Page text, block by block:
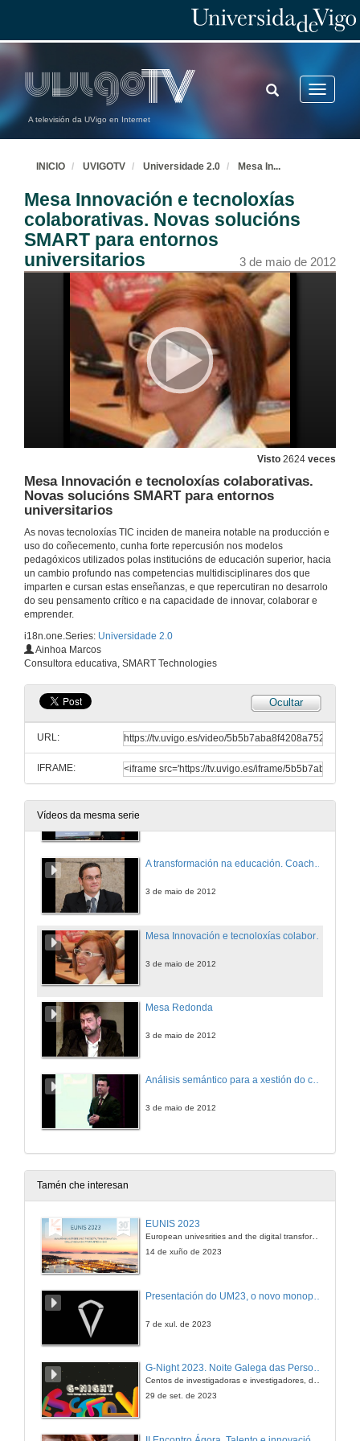
A televisión da UVigo en Internet
Toggle
TOGGLE
SEARCH
INICIO UVIGOTV Universidade 2.0 Mesa In...
Mesa Innovación e tecnoloxías
colaborativas. Novas solucións
SMART para entornos
universitarios
3 de maio de 2012
Visto 2624 veces
Mesa Innovación e tecnoloxías colaborativas.
Novas solucións SMART para entornos
universitarios
As novas tecnoloxías TIC inciden de maneira notable na producción e
uso do coñecemento, cunha forte repercusión nos modelos
pedagóxicos utilizados polas institucións de educación superior, hacia
un cambio profundo nas competencias multidisciplinares dos que
imparten e cursan estas enseñanzas, e que repercutiran no desarrolo
do seu pensamento crítico e na capacidade de innovar, colaborar e
emprender.
i18n.one.Series: Universidade 2.0
Ainhoa Marcos
Consultora educativa, SMART Technologies
Ocultar
URL:
IFRAME:
Vídeos da mesma serie
3 de maio de 2012
A transformación na educación. Coaching educativo na Universidade.
3 de maio de 2012
3 de maio de 2012
Mesa Redonda
3 de maio de 2012
3 de maio de 2012
Tamén che interesan
EUNIS 2023
European univesrities and the digital transformation: challenges and opportunities ahead
14 de xuño de 2023
7 de xul. de 2023
G-Night 2023. Noite Galega das Persoas Investigadoras. Conciencias creativas
29 de set. de 2023